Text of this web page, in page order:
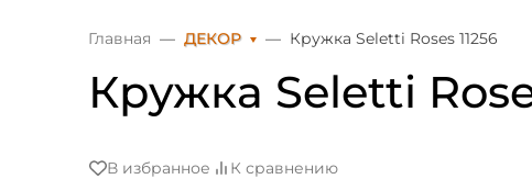
Главная ДЕКОР Кружка Seletti Roses 11256
Кружка Seletti
В избранное К сравнению